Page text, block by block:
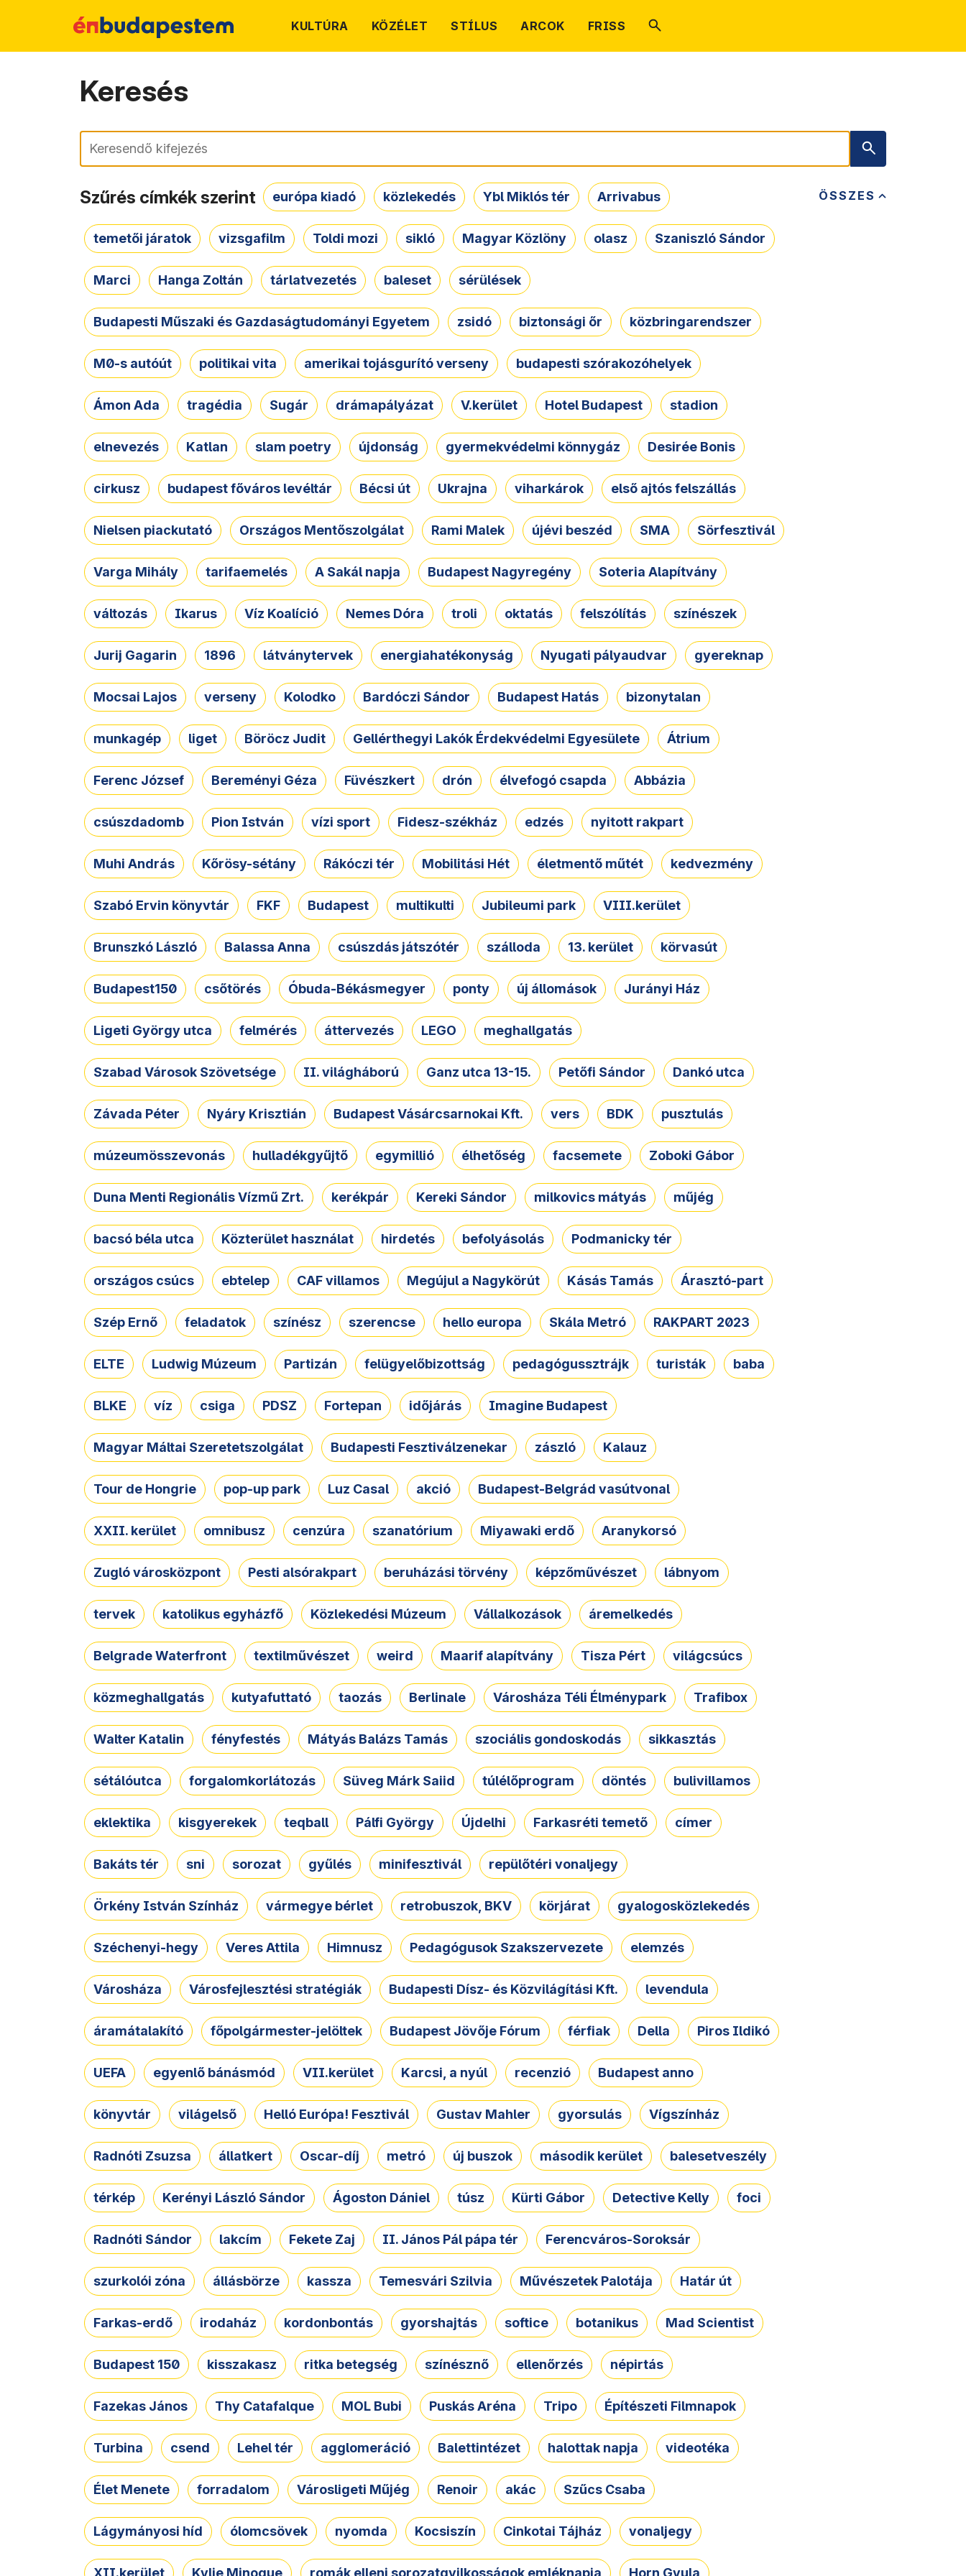
KULTÚRA KÖZÉLET STÍLUS ARCOK FRISS
Keresés
Keresés
ÖSSZES
Szűrés címkék szerint európa kiadó közlekedés Ybl Miklós tér Arrivabus
temetői járatok vizsgafilm Toldi mozi sikló Magyar Közlöny olasz Szaniszló Sándor
Marci Hanga Zoltán tárlatvezetés baleset sérülések
Budapesti Műszaki és Gazdaságtudományi Egyetem zsidó biztonsági őr közbringarendszer
M0-s autóút politikai vita amerikai tojásgurító verseny budapesti szórakozóhelyek
Ámon Ada tragédia Sugár drámapályázat V.kerület Hotel Budapest stadion
elnevezés Katlan slam poetry újdonság gyermekvédelmi könnygáz Desirée Bonis
cirkusz budapest főváros levéltár Bécsi út Ukrajna viharkárok első ajtós felszállás
Nielsen piackutató Országos Mentőszolgálat Rami Malek újévi beszéd SMA Sörfesztivál
Varga Mihály tarifaemelés A Sakál napja Budapest Nagyregény Soteria Alapítvány
változás Ikarus Víz Koalíció Nemes Dóra troli oktatás felszólítás színészek
Jurij Gagarin 1896 látványtervek energiahatékonyság Nyugati pályaudvar gyereknap
Mocsai Lajos verseny Kolodko Bardóczi Sándor Budapest Hatás bizonytalan
munkagép liget Böröcz Judit Gellérthegyi Lakók Érdekvédelmi Egyesülete Átrium
Ferenc József Bereményi Géza Füvészkert drón élvefogó csapda Abbázia
csúszdadomb Pion István vízi sport Fidesz-székház edzés nyitott rakpart
Muhi András Kőrösy-sétány Rákóczi tér Mobilitási Hét életmentő műtét kedvezmény
Szabó Ervin könyvtár FKF Budapest multikulti Jubileumi park VIII.kerület
Brunszkó László Balassa Anna csúszdás játszótér szálloda 13. kerület körvasút
Budapest150 csőtörés Óbuda-Békásmegyer ponty új állomások Jurányi Ház
Ligeti György utca felmérés áttervezés LEGO meghallgatás
Szabad Városok Szövetsége II. világháború Ganz utca 13-15. Petőfi Sándor Dankó utca
Závada Péter Nyáry Krisztián Budapest Vásárcsarnokai Kft. vers BDK pusztulás
múzeumösszevonás hulladékgyűjtő egymillió élhetőség facsemete Zoboki Gábor
Duna Menti Regionális Vízmű Zrt. kerékpár Kereki Sándor milkovics mátyás műjég
bacsó béla utca Közterület használat hirdetés befolyásolás Podmanicky tér
országos csúcs ebtelep CAF villamos Megújul a Nagykörút Kásás Tamás Árasztó-part
Szép Ernő feladatok színész szerencse hello europa Skála Metró RAKPART 2023
ELTE Ludwig Múzeum Partizán felügyelőbizottság pedagógussztrájk turisták baba
BLKE víz csiga PDSZ Fortepan időjárás Imagine Budapest
Magyar Máltai Szeretetszolgálat Budapesti Fesztiválzenekar zászló Kalauz
Tour de Hongrie pop-up park Luz Casal akció Budapest-Belgrád vasútvonal
XXII. kerület omnibusz cenzúra szanatórium Miyawaki erdő Aranykorsó
Zugló városközpont Pesti alsórakpart beruházási törvény képzőművészet lábnyom
tervek katolikus egyházfő Közlekedési Múzeum Vállalkozások áremelkedés
Belgrade Waterfront textilművészet weird Maarif alapítvány Tisza Pért világcsúcs
közmeghallgatás kutyafuttató taozás Berlinale Városháza Téli Élménypark Trafibox
Walter Katalin fényfestés Mátyás Balázs Tamás szociális gondoskodás sikkasztás
sétálóutca forgalomkorlátozás Süveg Márk Saiid túlélőprogram döntés bulivillamos
eklektika kisgyerekek teqball Pálfi György Újdelhi Farkasréti temető címer
Bakáts tér sni sorozat gyűlés minifesztivál repülőtéri vonaljegy
Örkény István Színház vármegye bérlet retrobuszok, BKV körjárat gyalogosközlekedés
Széchenyi-hegy Veres Attila Himnusz Pedagógusok Szakszervezete elemzés
Városháza Városfejlesztési stratégiák Budapesti Dísz- és Közvilágítási Kft. levendula
áramátalakító főpolgármester-jelöltek Budapest Jövője Fórum férfiak Della Piros Ildikó
UEFA egyenlő bánásmód VII.kerület Karcsi, a nyúl recenzió Budapest anno
könyvtár világelső Helló Európa! Fesztivál Gustav Mahler gyorsulás Vígszínház
Radnóti Zsuzsa állatkert Oscar-díj metró új buszok második kerület balesetveszély
térkép Kerényi László Sándor Ágoston Dániel túsz Kürti Gábor Detective Kelly foci
Radnóti Sándor lakcím Fekete Zaj II. János Pál pápa tér Ferencváros-Soroksár
szurkolói zóna állásbörze kassza Temesvári Szilvia Művészetek Palotája Határ út
Farkas-erdő irodaház kordonbontás gyorshajtás softice botanikus Mad Scientist
Budapest 150 kisszakasz ritka betegség színésznő ellenőrzés népirtás
Fazekas János Thy Catafalque MOL Bubi Puskás Aréna Tripo Építészeti Filmnapok
Turbina csend Lehel tér agglomeráció Balettintézet halottak napja videotéka
Élet Menete forradalom Városligeti Műjég Renoir akác Szűcs Csaba
Lágymányosi híd ólomcsövek nyomda Kocsiszín Cinkotai Tájház vonaljegy
XII.kerület Kylie Minogue romák elleni sorozatgyilkosságok emléknapja Horn Gyula